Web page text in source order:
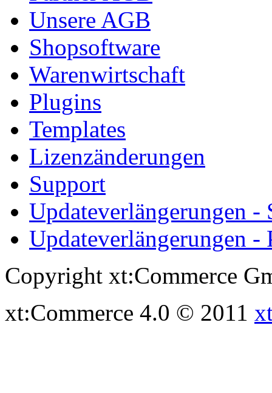
Unsere AGB
Shopsoftware
Warenwirtschaft
Plugins
Templates
Lizenzänderungen
Support
Updateverlängerungen -
Updateverlängerungen -
Copyright xt:Commerce
xt:Commerce 4.0 © 2011